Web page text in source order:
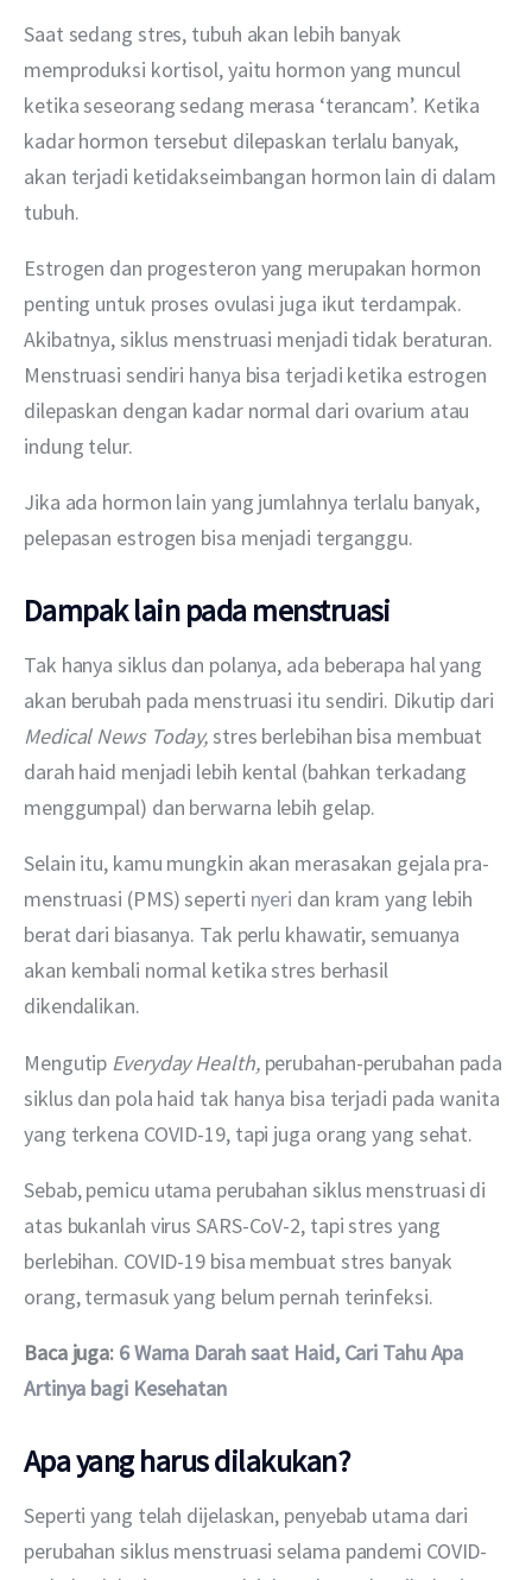
Saat sedang stres, tubuh akan lebih banyak
memproduksi kortisol, yaitu hormon yang muncul
ketika seseorang sedang merasa ‘terancam’. Ketika
kadar hormon tersebut dilepaskan terlalu banyak,
akan terjadi ketidakseimbangan hormon lain di dalam
tubuh.
Estrogen dan progesteron yang merupakan hormon
penting untuk proses ovulasi juga ikut terdampak.
Akibatnya, siklus menstruasi menjadi tidak beraturan.
Menstruasi sendiri hanya bisa terjadi ketika estrogen
dilepaskan dengan kadar normal dari ovarium atau
indung telur.
Jika ada hormon lain yang jumlahnya terlalu banyak,
pelepasan estrogen bisa menjadi terganggu.
Dampak lain pada menstruasi
Tak hanya siklus dan polanya, ada beberapa hal yang
akan berubah pada menstruasi itu sendiri. Dikutip dari
Medical News Today, stres berlebihan bisa membuat
darah haid menjadi lebih kental (bahkan terkadang
menggumpal) dan berwarna lebih gelap.
Selain itu, kamu mungkin akan merasakan gejala pra-
menstruasi (PMS) seperti nyeri dan kram yang lebih
berat dari biasanya. Tak perlu khawatir, semuanya
akan kembali normal ketika stres berhasil
dikendalikan.
Mengutip Everyday Health, perubahan-perubahan pada
siklus dan pola haid tak hanya bisa terjadi pada wanita
yang terkena COVID-19, tapi juga orang yang sehat.
Sebab, pemicu utama perubahan siklus menstruasi di
atas bukanlah virus SARS-CoV-2, tapi stres yang
berlebihan. COVID-19 bisa membuat stres banyak
orang, termasuk yang belum pernah terinfeksi.
Baca juga: 6 Warna Darah saat Haid, Cari Tahu Apa
Artinya bagi Kesehatan
Apa yang harus dilakukan?
Seperti yang telah dijelaskan, penyebab utama dari
perubahan siklus menstruasi selama pandemi COVID-